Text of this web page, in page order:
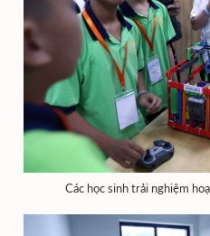
Các học sinh trải nghiệm